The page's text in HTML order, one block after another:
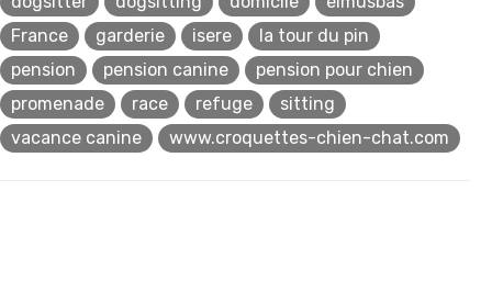
France
garderie isere
la tour du pin
pension
pension canine
pension pour chien
promenade
race refuge
sitting
vacance canine
www.croquettes-chien-chat.com